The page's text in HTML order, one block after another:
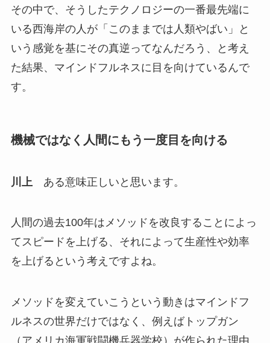
その中で、そうしたテクノロジーの一番最先端に
いる西海岸の人が「このままでは人類やばい」と
いう感覚を基にその真逆ってなんだろう、と考え
た結果、マインドフルネスに目を向けているんで
す。
機械ではなく人間にもう一度目を向ける
川上 ある意味正しいと思います。
人間の過去100年はメソッドを改良することによっ
てスピードを上げる、それによって生産性や効率
を上げるという考えですよね。
メソッドを変えていこうという動きはマインドフ
ルネスの世界だけではなく、例えばトップガン